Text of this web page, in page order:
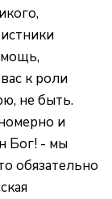
мощь,
к роли
не быть.
и
Бог! - мы
обязательно